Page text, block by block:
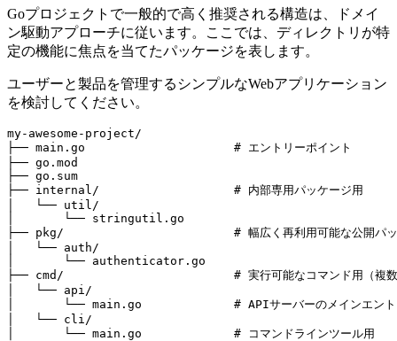
Goプロジェクトで一般的で高く推奨される構造は、ドメイ
ン駆動アプローチに従います。ここでは、ディレクトリが特
定の機能に焦点を当てたパッケージを表します。
ユーザーと製品を管理するシンプルなWebアプリケーション
を検討してください。
my-awesome-project/
├── main.go                     # エントリーポイント
├── go.mod
├── go.sum
├── internal/                   # 内部専用パッケージ用
│   └── util/
│       └── stringutil.go
├── pkg/                        # 幅広く再利用可能な公開パッケージ
│   └── auth/
│       └── authenticator.go
├── cmd/                        # 実行可能なコマンド用（複数の
│   └── api/
│       └── main.go             # APIサーバーのメインエントリー
│   └── cli/
│       └── main.go             # コマンドラインツール用